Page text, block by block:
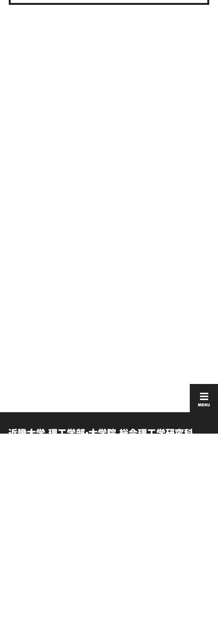
近畿大学 理工学部・大学院 総合理工学研究科